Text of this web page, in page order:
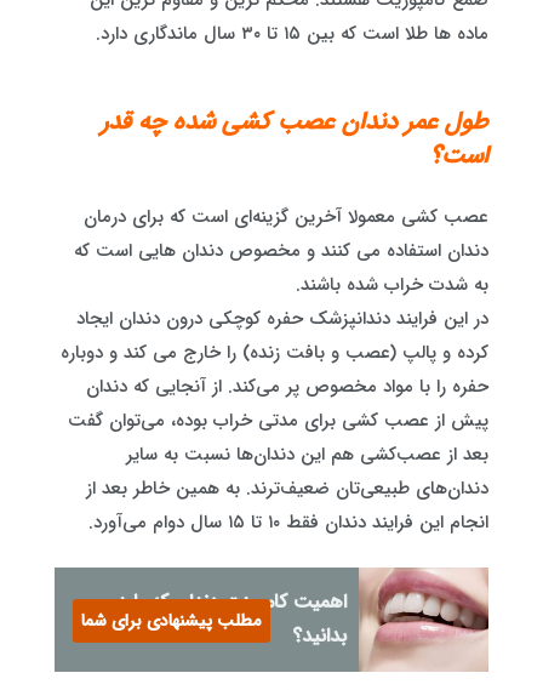
ماده ها طلا است که بین ۱۵ تا ۳۰ سال ماندگاری دارد.
طول عمر دندان عصب کشی شده چه قدر
است؟
عصب کشی معمولا آخرین گزینه‌ای است که برای درمان
دندان استفاده می کنند و مخصوص دندان هایی است که
به‌ شدت خراب شده باشند.
در این فرایند دندانپزشک حفره کوچکی درون دندان ایجاد
کرده و پالپ (عصب و بافت زنده) را خارج می کند و دوباره
حفره را با مواد مخصوص پر می‌کند. از آنجایی که دندان
پیش از عصب کشی برای مدتی خراب بوده، می‌توان گفت
بعد از عصب‌کشی هم این دندان‌ها نسبت به سایر
دندان‌های طبیعی‌تان ضعیف‌ترند. به همین خاطر بعد از
انجام این فرایند دندان فقط ۱۰ تا ۱۵ سال دوام می‌آورد.
اهمیت کامپوزت دندان که باید
بدانید؟
مطلب پیشنهادی برای شما